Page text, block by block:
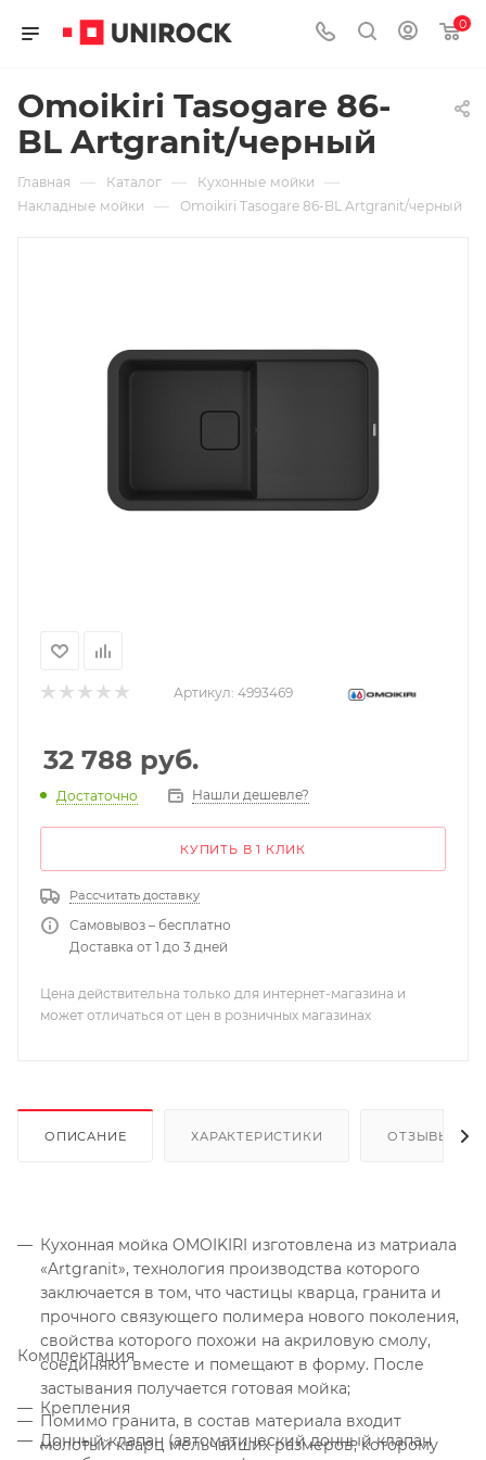
0
Omoikiri Tasogare 86-
BL Artgranit/черный
Главная — Каталог — Кухонные мойки —
Накладные мойки — Omoikiri Tasogare 86-BL Artgranit/черный
Артикул: 4993469
32 788 руб.
Достаточно Нашли дешевле?
КУПИТЬ В 1 КЛИК
Рассчитать доставку
Самовывоз – бесплатно
Доставка от 1 до 3 дней
Цена действительна только для интернет-магазина и
может отличаться от цен в розничных магазинах
ОПИСАНИЕ ХАРАКТЕРИСТИКИ ОТЗЫВЫ
Кухонная мойка OMOIKIRI изготовлена из матриала
«Artgranit», технология производства которого
заключается в том, что частицы кварца, гранита и
прочного связующего полимера нового поколения,
свойства которого похожи на акриловую смолу,
соединяют вместе и помещают в форму. После
застывания получается готовая мойка;
Помимо гранита, в состав материала входит
молотый кварц мельчайших размеров, которому
Комплектация
Крепления
Донный клапан (автоматический донный клапан